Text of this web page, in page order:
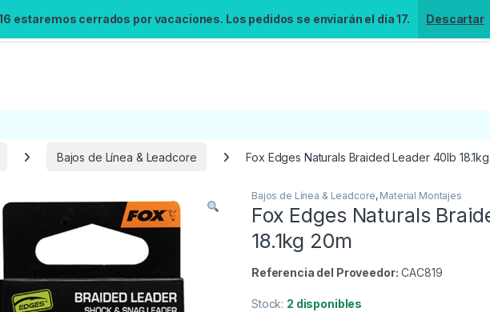
estaremos cerrados por vacaciones. Los pedidos se enviarán el día 17. Descartar
Búsqueda no disponible
No se pudo cargar el widget de búsqueda.
Inténtalo de nuevo.
Reintentar
Bajos de Línea & Leadcore Fox Edges Naturals Braided Leader 40lb
Bajos de Línea & Leadcore, Material Montajes
Fox Edges Naturals
18.1kg 20m
Referencia del Proveedor: CAC819
Stock: 2 disponibles